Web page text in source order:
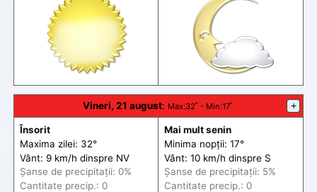
Vineri, 21 august: Max:32˚ - Min:17˚ +
Însorit
Maxima zilei: 32°
Vânt: 9 km/h dinspre NV
Șanse de precipitații: 0%
Cantitate precip.: 0
Mai mult senin
Minima nopții: 17°
Vânt: 10 km/h dinspre S
Șanse de precipitații: 5%
Cantitate precip.: 0